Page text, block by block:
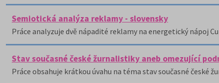
Semiotická analýza reklamy - slovensky
Práce analyzuje dvě nápadité reklamy na energetický nápoj
Stav současné české žurnalistiky aneb omezující
Práce obsahuje krátkou úvahu na téma stav současné české